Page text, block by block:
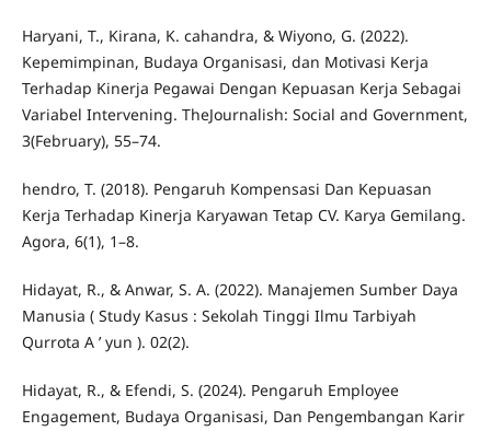
Haryani, T., Kirana, K. cahandra, & Wiyono, G. (2022).
Kepemimpinan, Budaya Organisasi, dan Motivasi Kerja
Terhadap Kinerja Pegawai Dengan Kepuasan Kerja Sebagai
Variabel Intervening. TheJournalish: Social and Government,
3(February), 55–74.
hendro, T. (2018). Pengaruh Kompensasi Dan Kepuasan
Kerja Terhadap Kinerja Karyawan Tetap CV. Karya Gemilang.
Agora, 6(1), 1–8.
Hidayat, R., & Anwar, S. A. (2022). Manajemen Sumber Daya
Manusia ( Study Kasus : Sekolah Tinggi Ilmu Tarbiyah
Qurrota A ’ yun ). 02(2).
Hidayat, R., & Efendi, S. (2024). Pengaruh Employee
Engagement, Budaya Organisasi, Dan Pengembangan Karir